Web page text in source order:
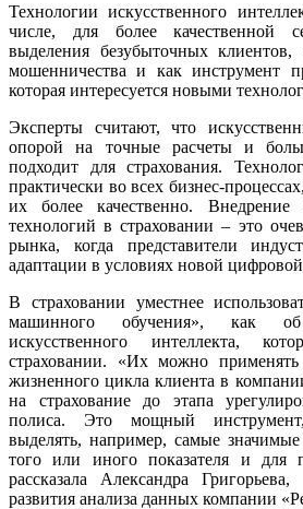
Технологии искусственного
числе, для более качественной
выделения безубыточных клиентов,
мошенничества и как инструмент
которая интересуется новыми
Эксперты считают, что
опорой на точные расчеты и
подходит для страхования.
практически во всех бизнес-
их более качественно.
технологий в страховании – это
рынка, когда представители
адаптации в условиях новой
В страховании уместнее
машинного обучения», как
искусственного интеллекта,
страховании. «Их можно
жизненного цикла клиента в
на страхование до этапа
полиса. Это мощный
выделять, например, самые
того или иного показателя и для
рассказала Александра
развития анализа данных компании